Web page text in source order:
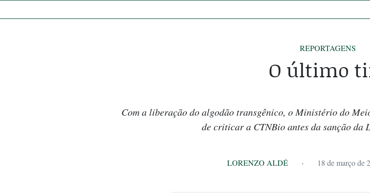
REPORTAGENS
O último
Com a liberação do algodão transgênico, o Ministério do
de criticar a CTNBio antes da sanção da
LORENZO ALDÉ · 18 de março de